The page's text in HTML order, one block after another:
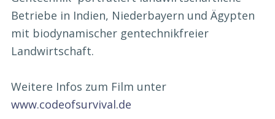
Betriebe in Indien, Niederbayern und Ägypten
mit biodynamischer gentechnikfreier
Landwirtschaft.
Weitere Infos zum Film unter
www.codeofsurvival.de